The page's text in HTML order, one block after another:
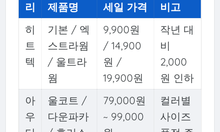
리
제품명 세일 가격
비고
히
트
텍
기본 / 엑
스트라웜
/ 울트라
웜
9,900원
/ 14,900
원 /
19,900원
작년 대
비
2,000
원 인하
아
우
울코트 /
다운파카
79,000원
~ 99,000
컬러별
사이즈